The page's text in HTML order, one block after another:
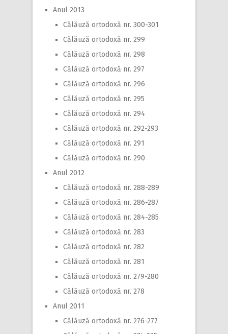
Anul 2013
Călăuză ortodoxă nr. 300-301
Călăuză ortodoxă nr. 299
Călăuză ortodoxă nr. 298
Călăuză ortodoxă nr. 297
Călăuză ortodoxă nr. 296
Călăuză ortodoxă nr. 295
Călăuză ortodoxă nr. 294
Călăuză ortodoxă nr. 292-293
Călăuză ortodoxă nr. 291
Călăuză ortodoxă nr. 290
Anul 2012
Călăuză ortodoxă nr. 288-289
Călăuză ortodoxă nr. 286-287
Călăuză ortodoxă nr. 284-285
Călăuză ortodoxă nr. 283
Călăuză ortodoxă nr. 282
Călăuză ortodoxă nr. 281
Călăuză ortodoxă nr. 279-280
Călăuză ortodoxă nr. 278
Anul 2011
Călăuză ortodoxă nr. 276-277